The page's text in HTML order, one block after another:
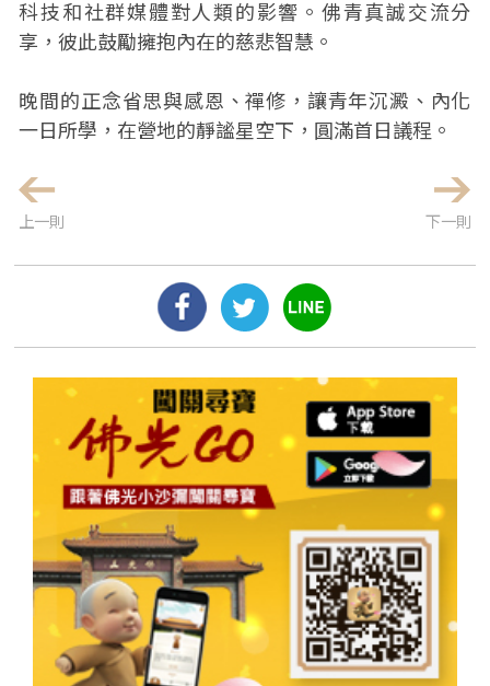
科技和社群媒體對人類的影響。佛青真誠交流分
享，彼此鼓勵擁抱內在的慈悲智慧。
晚間的正念省思與感恩、禪修，讓青年沉澱、內化
一日所學，在營地的靜謐星空下，圓滿首日議程。
上一則 下一則